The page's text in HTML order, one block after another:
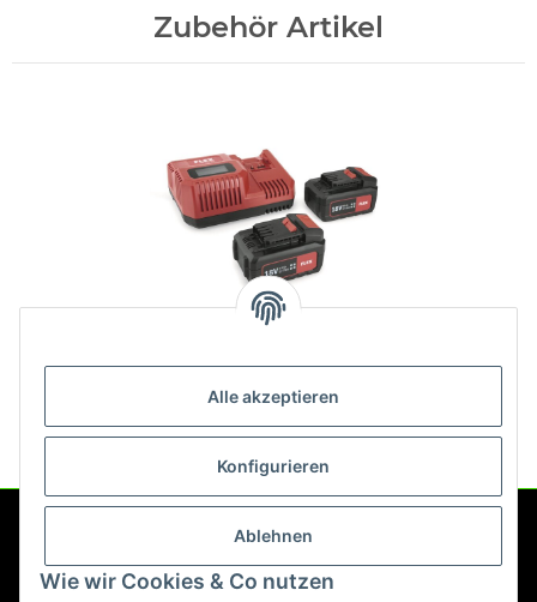
Alle akzeptieren
Konfigurieren
Ablehnen
Wie wir Cookies & Co nutzen
Zubehör Artikel
252,88 €*
Service